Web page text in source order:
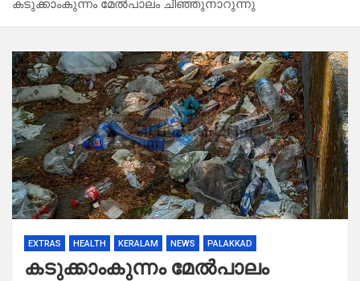
കടുക്കാംകുന്നം മേൽപാലം ചീഞ്ഞുനാറുന്നു
EXTRAS HEALTH KERALAM NEWS PALAKKAD
കടുക്കാംകുന്നം മേൽപാലം